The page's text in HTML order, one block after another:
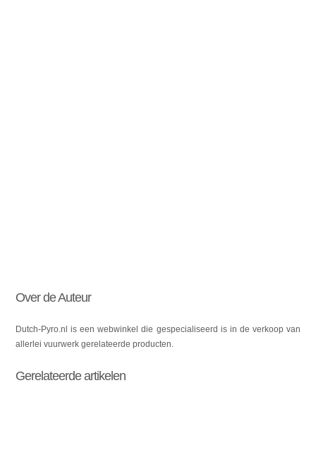
Over de Auteur
Dutch-Pyro.nl is een webwinkel die gespecialiseerd is in de verkoop van
allerlei vuurwerk gerelateerde producten.
Gerelateerde artikelen